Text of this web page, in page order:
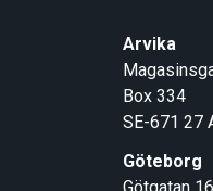
Arvika
Box 334
SE-671 27
Göteborg